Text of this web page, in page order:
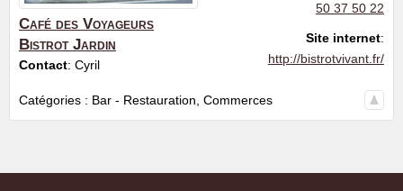
Café des Voyageurs
Bistrot Jardin
Contact: Cyril
50 37 50 22
Site internet:
http://bistrotvivant.fr/
Catégories : Bar - Restauration Commerces